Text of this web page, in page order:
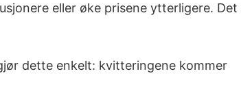
eller øke prisene ytterligere. Det
dette enkelt: kvitteringene kommer